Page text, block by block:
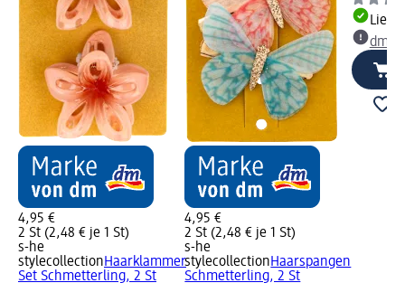
4,95 €
2 St (2,48 € je 1 St)
s-he
stylecollectionHaarklammer
Set Schmetterling, 2 St
4,95 €
2 St (2,48 € je 1 St)
s-he
stylecollectionHaarspangen
Schmetterling, 2 St
dm